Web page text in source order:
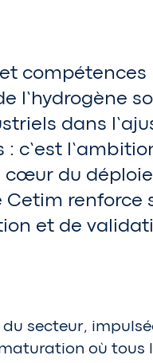
l’hydrogène
dans
c’est
du
Cetim renforce
et de
secteur,
où tous